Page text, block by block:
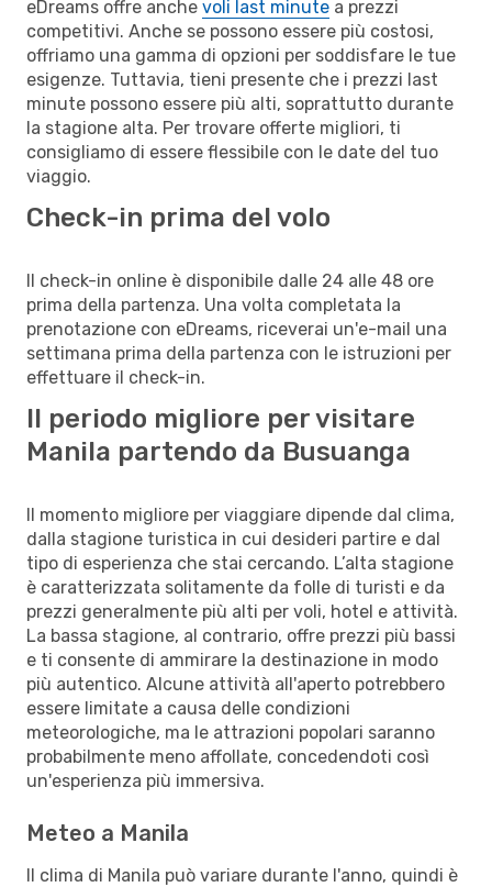
eDreams offre anche voli last minute a prezzi
competitivi. Anche se possono essere più costosi,
offriamo una gamma di opzioni per soddisfare le tue
esigenze. Tuttavia, tieni presente che i prezzi last
minute possono essere più alti, soprattutto durante
la stagione alta. Per trovare offerte migliori, ti
consigliamo di essere flessibile con le date del tuo
viaggio.
Check-in prima del volo
Il check-in online è disponibile dalle 24 alle 48 ore
prima della partenza. Una volta completata la
prenotazione con eDreams, riceverai un'e-mail una
settimana prima della partenza con le istruzioni per
effettuare il check-in.
Il periodo migliore per visitare
Manila partendo da Busuanga
Il momento migliore per viaggiare dipende dal clima,
dalla stagione turistica in cui desideri partire e dal
tipo di esperienza che stai cercando. L’alta stagione
è caratterizzata solitamente da folle di turisti e da
prezzi generalmente più alti per voli, hotel e attività.
La bassa stagione, al contrario, offre prezzi più bassi
e ti consente di ammirare la destinazione in modo
più autentico. Alcune attività all'aperto potrebbero
essere limitate a causa delle condizioni
meteorologiche, ma le attrazioni popolari saranno
probabilmente meno affollate, concedendoti così
un'esperienza più immersiva.
Meteo a Manila
Il clima di Manila può variare durante l'anno, quindi è